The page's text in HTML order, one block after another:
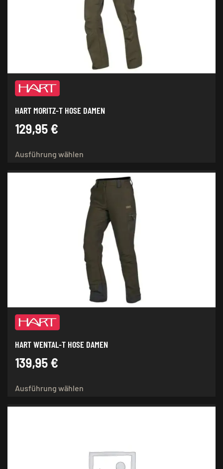
können
auf
der
Produktseite
gewählt
werden
HART MORITZ-T HOSE DAMEN
129,95 €
Ausführung wählen
mehrere
Varianten
auf.
Die
Optionen
können
auf
der
Produktseite
gewählt
werden
HART WENTAL-T HOSE DAMEN
139,95 €
Ausführung wählen
Die